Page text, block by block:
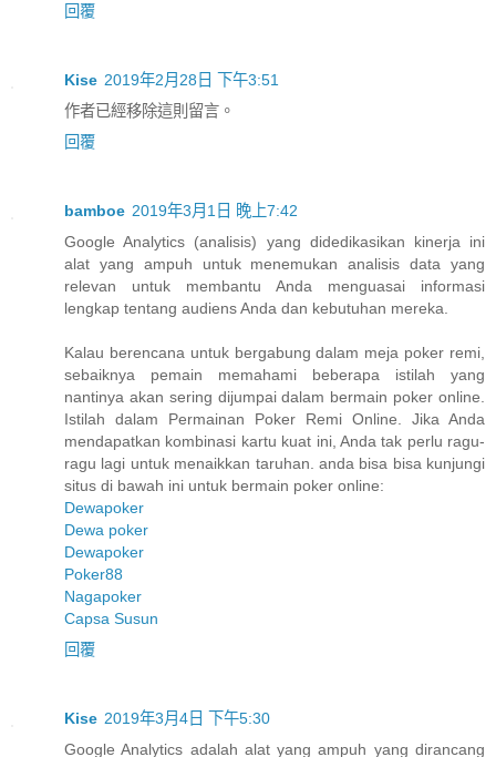
回覆
Kise 2019年2月28日 下午3:51
作者已經移除這則留言。
回覆
bamboe 2019年3月1日 晚上7:42
Google Analytics (analisis) yang didedikasikan kinerja ini
alat yang ampuh untuk menemukan analisis data yang
relevan untuk membantu Anda menguasai informasi
lengkap tentang audiens Anda dan kebutuhan mereka.
Kalau berencana untuk bergabung dalam meja poker remi,
sebaiknya pemain memahami beberapa istilah yang
nantinya akan sering dijumpai dalam bermain poker online.
Istilah dalam Permainan Poker Remi Online. Jika Anda
mendapatkan kombinasi kartu kuat ini, Anda tak perlu ragu-
ragu lagi untuk menaikkan taruhan. anda bisa bisa kunjungi
situs di bawah ini untuk bermain poker online:
Dewapoker
Dewa poker
Dewapoker
Poker88
Nagapoker
Capsa Susun
回覆
Kise 2019年3月4日 下午5:30
Google Analytics adalah alat yang ampuh yang dirancang